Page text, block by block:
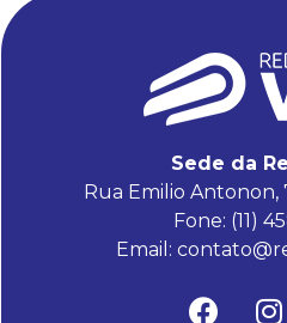
Sede da
Rua Emilio Antonon,
Fone: (11)
Email: